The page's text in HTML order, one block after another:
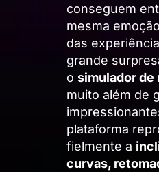
conseguem
mesma
das
grande
o simulador de
muito além de
plataforma
fielmente a
curvas,